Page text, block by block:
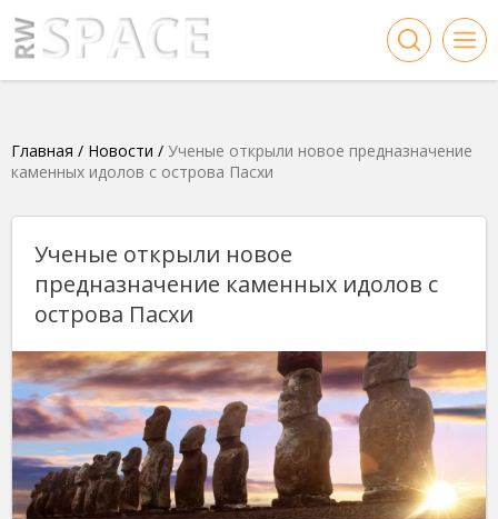
Главная / Новости / Ученые открыли новое предназначение
каменных идолов с острова Пасхи
Ученые открыли новое
предназначение каменных идолов с
острова Пасхи